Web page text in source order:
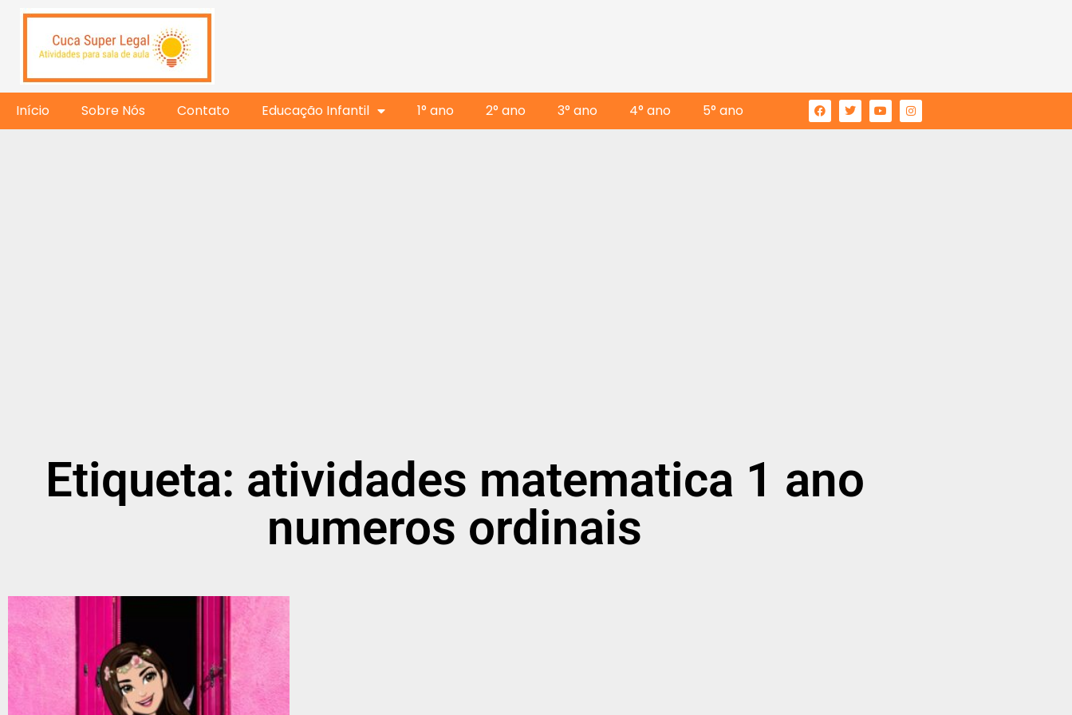
Início Sobre Nós Contato Educação Infantil 1° ano 2° ano 3° ano 4° ano 5° ano
Etiqueta: atividades matematica 1 ano
numeros ordinais